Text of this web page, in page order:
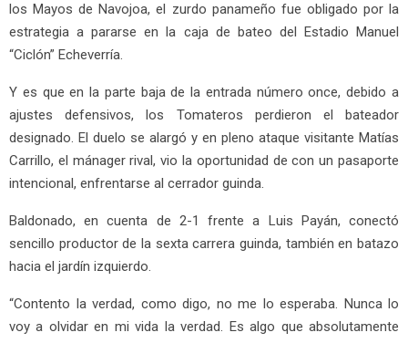
los Mayos de Navojoa, el zurdo panameño fue obligado por la
estrategia a pararse en la caja de bateo del Estadio Manuel
“Ciclón” Echeverría.
Y es que en la parte baja de la entrada número once, debido a
ajustes defensivos, los Tomateros perdieron el bateador
designado. El duelo se alargó y en pleno ataque visitante Matías
Carrillo, el mánager rival, vio la oportunidad de con un pasaporte
intencional, enfrentarse al cerrador guinda.
Baldonado, en cuenta de 2-1 frente a Luis Payán, conectó
sencillo productor de la sexta carrera guinda, también en batazo
hacia el jardín izquierdo.
“Contento la verdad, como digo, no me lo esperaba. Nunca lo
voy a olvidar en mi vida la verdad. Es algo que absolutamente